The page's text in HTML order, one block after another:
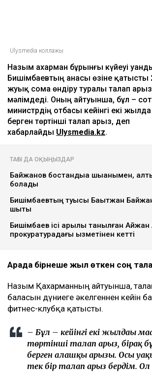
Ulysmedia коллажы
Назым Қахарман бұрынғы күйеуі
Бишімбаевтың анасы өзіне қатысты
жуық сома өндіру туралы талап арыз
мәлімдеді. Оның айтуынша, бұл –
министрдің отбасы кейінгі екі
берген төртінші талап арыз, деп
хабарлайды Ulysmedia.kz.
ТАҒЫ ДА ОҚЫҢЫЗДАР
Байжанов бостандыққа шыққанымен,
болады
Бишімбаевтың туысы Бақытжан
шықты
Бишімбаев ісі арқылы танылған
прокуратурадағы қызметінен кетті
Арада бірнеше жыл өткен соң
Назым Қахарманның айтуынша,
баласын дүниеге әкелгеннен кейін
фитнес-клубқа қатысты.
– Бұл – кейінгі екі жылдағы
төртінші талап арыз, бірақ
берген алғашқы арызы. Осы
тек бір талап арыз бердім.